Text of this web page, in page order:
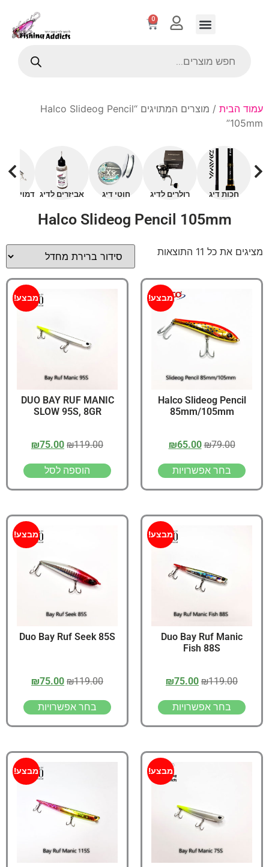
0
עמוד הבית
/ מוצרים המתויגים “Halco Slideog Pencil
105mm”
חכות דיג רולרים לדיג חוטי דיג אביזרים לדיג דמויים
Halco Slideog Pencil 105mm
מציגים את כל ⁦11⁩ התוצאות
מבצע!
Halco Slideog Pencil
85mm/105mm
₪79.00
₪65.00
בחר אפשרויות
מבצע!
DUO BAY RUF MANIC
SLOW 95S, 8GR
₪119.00
₪75.00
הוספה לסל
מבצע!
Duo Bay Ruf Manic
Fish 88S
₪119.00
₪75.00
בחר אפשרויות
מבצע!
Duo Bay Ruf Seek 85S
₪119.00
₪75.00
בחר אפשרויות
מבצע! מבצע!